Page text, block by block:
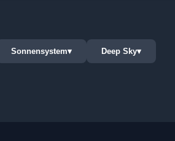
Sonnensystem▾ Deep Sky▾